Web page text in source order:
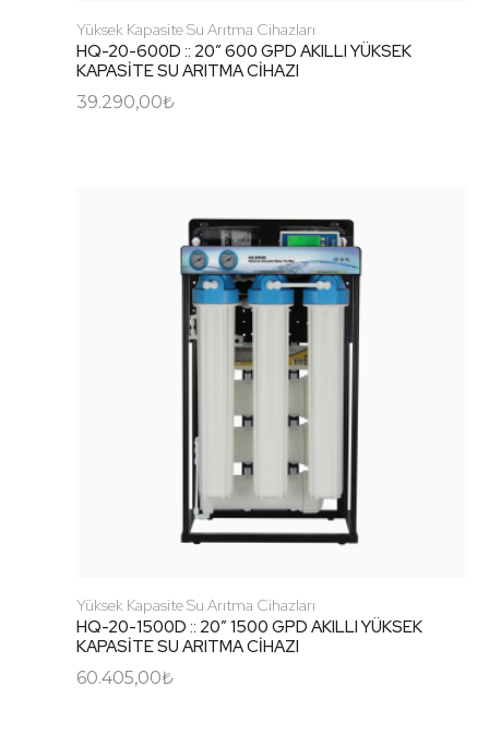
Yüksek Kapasite Su Arıtma Cihazları
HQ-20-600D :: 20″ 600 GPD AKILLI YÜKSEK
KAPASİTE SU ARITMA CİHAZI
39.290,00₺
Yüksek Kapasite Su Arıtma Cihazları
HQ-20-1500D :: 20″ 1500 GPD AKILLI YÜKSEK
KAPASİTE SU ARITMA CİHAZI
60.405,00₺